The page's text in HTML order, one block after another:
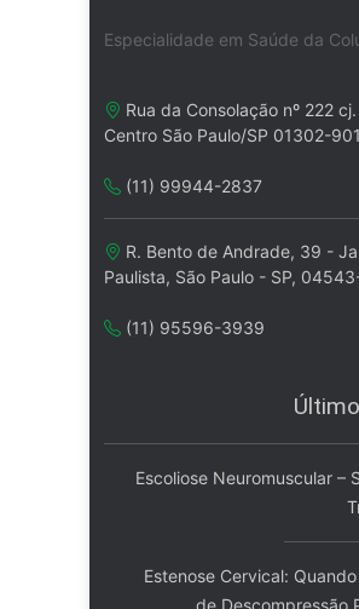
Especialidade em Saúde da
Rua da Consolação nº 222
Centro São Paulo/SP 01302-901
(11) 99944-2837
R. Bento de Andrade, 39 -
Paulista, São Paulo - SP,
(11) 95596-3939
Escoliose Neuromuscular –
Estenose Cervical:
de Descompressão